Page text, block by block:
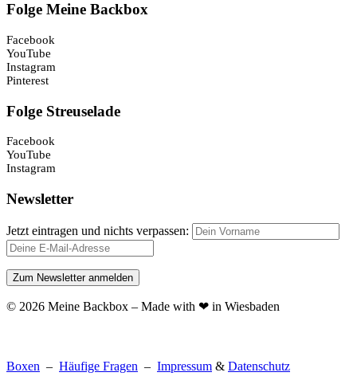
Folge Meine Backbox
Facebook
YouTube
Instagram
Pinterest
Folge Streuselade
Facebook
YouTube
Instagram
Newsletter
Jetzt eintragen und nichts verpassen:
© 2026 Meine Backbox – Made with ❤ in Wiesbaden
Boxen – Häufige Fragen – Impressum & Datenschutz